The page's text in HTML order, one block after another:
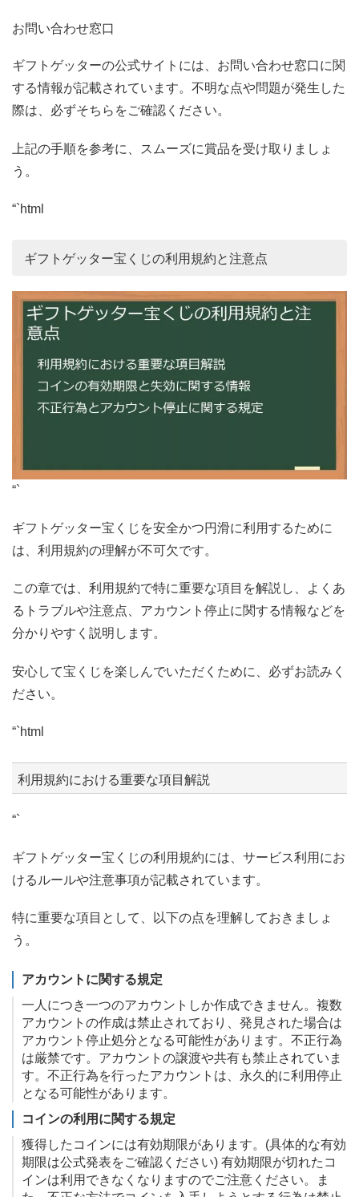
お問い合わせ窓口
ギフトゲッターの公式サイトには、お問い合わせ窓口に関
する情報が記載されています。不明な点や問題が発生した
際は、必ずそちらをご確認ください。
上記の手順を参考に、スムーズに賞品を受け取りましょ
う。
“`html
ギフトゲッター宝くじの利用規約と注意点
“`
ギフトゲッター宝くじを安全かつ円滑に利用するために
は、利用規約の理解が不可欠です。
この章では、利用規約で特に重要な項目を解説し、よくあ
るトラブルや注意点、アカウント停止に関する情報などを
分かりやすく説明します。
安心して宝くじを楽しんでいただくために、必ずお読みく
ださい。
“`html
利用規約における重要な項目解説
“`
ギフトゲッター宝くじの利用規約には、サービス利用にお
けるルールや注意事項が記載されています。
特に重要な項目として、以下の点を理解しておきましょ
う。
アカウントに関する規定
一人につき一つのアカウントしか作成できません。複数
アカウントの作成は禁止されており、発見された場合は
アカウント停止処分となる可能性があります。不正行為
は厳禁です。アカウントの譲渡や共有も禁止されていま
す。不正行為を行ったアカウントは、永久的に利用停止
となる可能性があります。
コインの利用に関する規定
獲得したコインには有効期限があります。(具体的な有効
期限は公式発表をご確認ください) 有効期限が切れたコ
インは利用できなくなりますのでご注意ください。ま